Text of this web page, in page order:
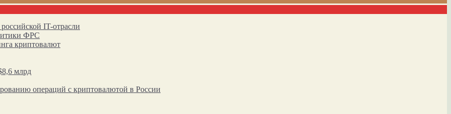
IT-отрасли
ФРС
криптовалют
млрд
операций с криптовалютой в России